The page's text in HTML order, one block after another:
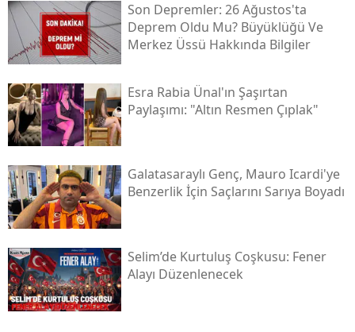
Bayburt
Kırıkkale
Bartın
Iğdır
Son Depremler: 26 Ağustos'ta
Deprem Oldu Mu? Büyüklüğü Ve
Merkez Üssü Hakkında Bilgiler
Esra Rabia Ünal'ın Şaşırtan
Paylaşımı: "altın Resmen Çıplak"
Galatasaraylı Genç, Mauro Icardi'ye
Benzerlik İçin Saçlarını Sarıya Boyadı
Selim’de Kurtuluş Coşkusu: Fener
Alayı Düzenlenecek